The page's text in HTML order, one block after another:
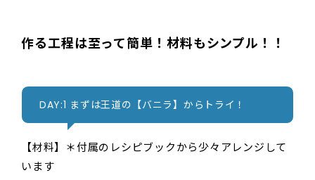
作る工程は至って簡単！材料もシンプル！！
DAY:1 まずは王道の【バニラ】からトライ！
【材料】＊付属のレシピブックから少々アレンジして
います